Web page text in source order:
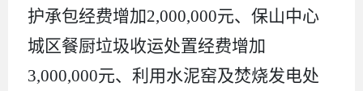
护承包经费增加2,000,000元、保山中心
城区餐厨垃圾收运处置经费增加
3,000,000元、利用水泥窑及焚烧发电处